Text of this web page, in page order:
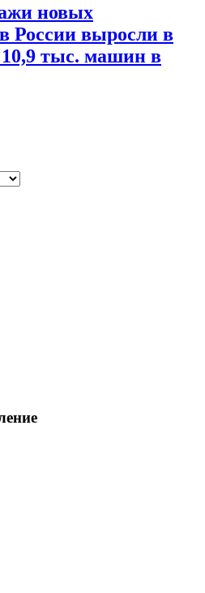
новых
России выросли в
тыс. машин в